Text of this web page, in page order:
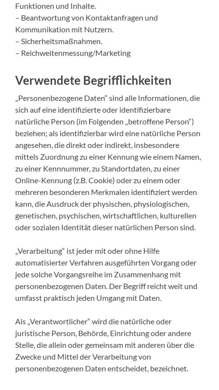
Funktionen und Inhalte.
– Beantwortung von Kontaktanfragen und
Kommunikation mit Nutzern.
– Sicherheitsmaßnahmen.
– Reichweitenmessung/Marketing
Verwendete Begrifflichkeiten
„Personenbezogene Daten“ sind alle Informationen, die
sich auf eine identifizierte oder identifizierbare
natürliche Person (im Folgenden „betroffene Person“)
beziehen; als identifizierbar wird eine natürliche Person
angesehen, die direkt oder indirekt, insbesondere
mittels Zuordnung zu einer Kennung wie einem Namen,
zu einer Kennnummer, zu Standortdaten, zu einer
Online-Kennung (z.B. Cookie) oder zu einem oder
mehreren besonderen Merkmalen identifiziert werden
kann, die Ausdruck der physischen, physiologischen,
genetischen, psychischen, wirtschaftlichen, kulturellen
oder sozialen Identität dieser natürlichen Person sind.
„Verarbeitung“ ist jeder mit oder ohne Hilfe
automatisierter Verfahren ausgeführten Vorgang oder
jede solche Vorgangsreihe im Zusammenhang mit
personenbezogenen Daten. Der Begriff reicht weit und
umfasst praktisch jeden Umgang mit Daten.
Als „Verantwortlicher“ wird die natürliche oder
juristische Person, Behörde, Einrichtung oder andere
Stelle, die allein oder gemeinsam mit anderen über die
Zwecke und Mittel der Verarbeitung von
personenbezogenen Daten entscheidet, bezeichnet.